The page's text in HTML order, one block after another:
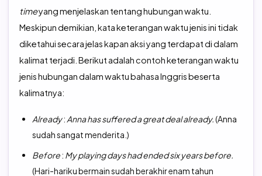
timeyang menjelaskan tentang hubungan waktu.
Meskipun demikian, kata keterangan waktu jenis ini tidak
diketahui secara jelas kapan aksi yang terdapat di dalam
kalimat terjadi. Berikut adalah contoh keterangan waktu
jenis hubungan dalam waktu bahasa Inggris beserta
kalimatnya:
Already: Anna has suffered a great deal already. (Anna
sudah sangat menderita.)
Before: My playing days had ended six years before.
(Hari-hariku bermain sudah berakhir enam tahun